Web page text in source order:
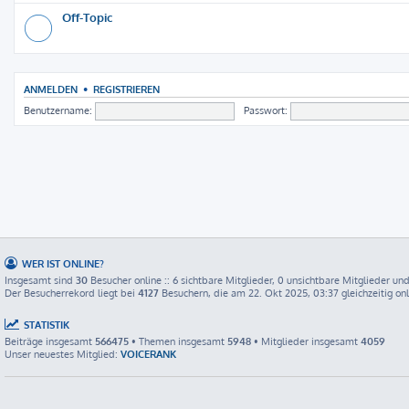
Off-Topic
ANMELDEN • REGISTRIEREN
Benutzername: Passwort:
WER IST ONLINE?
Insgesamt sind 30 Besucher online :: 6 sichtbare Mitglieder, 0 unsichtbare Mitglieder
Der Besucherrekord liegt bei 4127 Besuchern, die am 22. Okt 2025, 03:37 gleichzeitig
STATISTIK
Beiträge insgesamt 566475 • Themen insgesamt 5948 • Mitglieder insgesamt 4059
Unser neuestes Mitglied: VOICERANK